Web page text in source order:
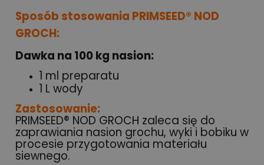
Sposób stosowania PRIMSEED® NOD
GROCH:
Dawka na 100 kg nasion:
1 ml preparatu
1 L wody
Zastosowanie:
PRIMSEED® NOD GROCH zaleca się do
zaprawiania nasion grochu, wyki i bobiku w
procesie przygotowania materiału
siewnego.